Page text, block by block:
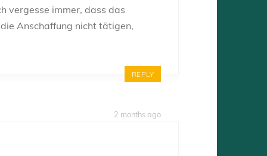
vergesse immer, dass das
Anschaffung nicht tätigen,
REPLY
2 months ago